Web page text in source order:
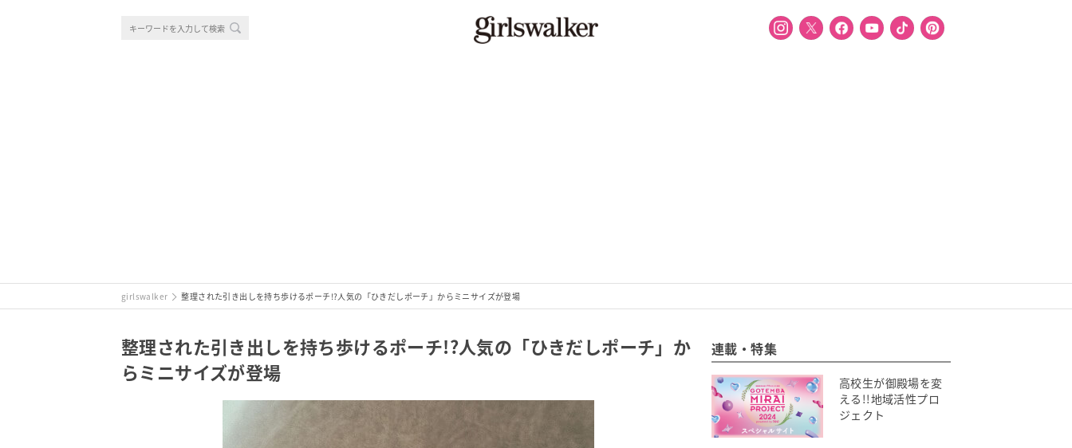
girlswalker 整理された引き出しを持ち歩けるポーチ!?人気の「ひきだしポーチ」からミニサイズが登場
整理された引き出しを持ち歩けるポーチ!?人気の「ひきだしポーチ」か
らミニサイズが登場
連載・特集
高校生が御殿場を変
える!!地域活性プロ
ジェクト